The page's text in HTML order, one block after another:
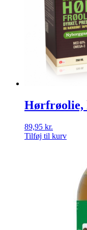
Hørfrøolie,
89,95 kr.
Tilføj til kurv